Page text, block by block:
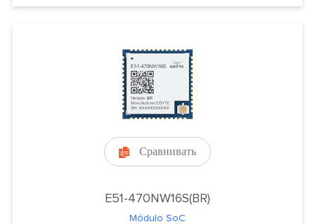
 Сравнивать
E51-470NW16S(BR)
Módulo SoC